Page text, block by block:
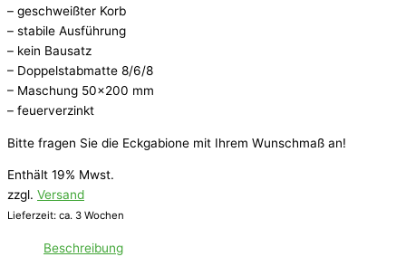
– geschweißter Korb
– stabile Ausführung
– kein Bausatz
– Doppelstabmatte 8/6/8
– Maschung 50×200 mm
– feuerverzinkt
Bitte fragen Sie die Eckgabione mit Ihrem Wunschmaß an!
Enthält 19% Mwst.
zzgl. Versand
Lieferzeit: ca. 3 Wochen
Beschreibung